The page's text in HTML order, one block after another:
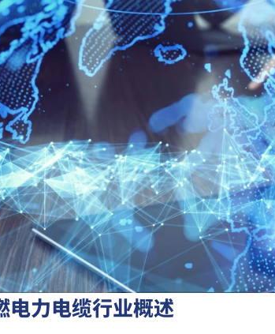
电力电缆行业概述